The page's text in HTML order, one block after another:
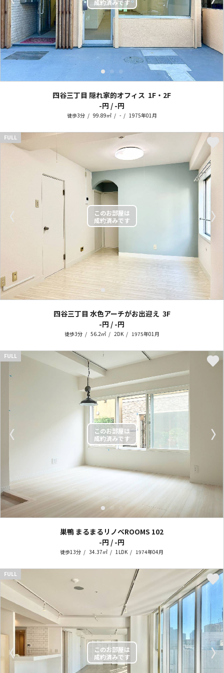
四谷三丁目 隠れ家的オフィス 1F・2F
-円 / -円
徒歩3分 99.89㎡ - 1975年01月
〈 〉
FULL
四谷三丁目 水色アーチがお出迎え 3F
-円 / -円
徒歩3分 56.2㎡ 2DK 1975年01月
〈 〉
FULL
巣鴨 まるまるリノベROOMS 102
-円 / -円
徒歩13分 34.37㎡ 1LDK 1974年04月
〈 〉
FULL